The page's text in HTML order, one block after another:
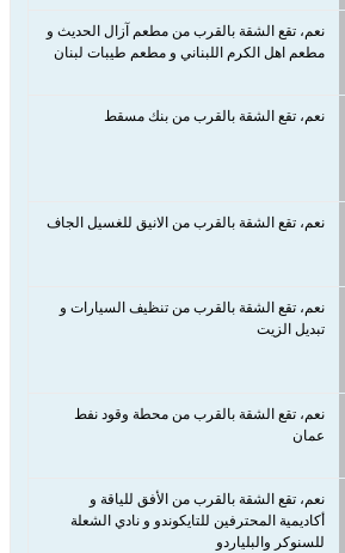
نعم، تقع الشقة بالقرب من مطعم آزال الحديث و
مطعم اهل الكرم اللبناني و مطعم طيبات لبنان
نعم، تقع الشقة بالقرب من بنك مسقط
نعم، تقع الشقة بالقرب من الانيق للغسيل الجاف
نعم، تقع الشقة بالقرب من تنظيف السيارات و
تبديل الزيت
نعم، تقع الشقة بالقرب من محطة وقود نفط
عمان
نعم، تقع الشقة بالقرب من الأفق للياقة و
أكاديمية المحترفين للتايكوندو و نادي الشعلة
للسنوكر والبلياردو